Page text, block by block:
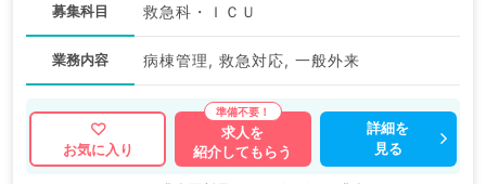
募集科目 救急科・ＩＣＵ
業務内容 病棟管理, 救急対応, 一般外来
お気に入り
求人を
紹介してもらう
詳細を
見る